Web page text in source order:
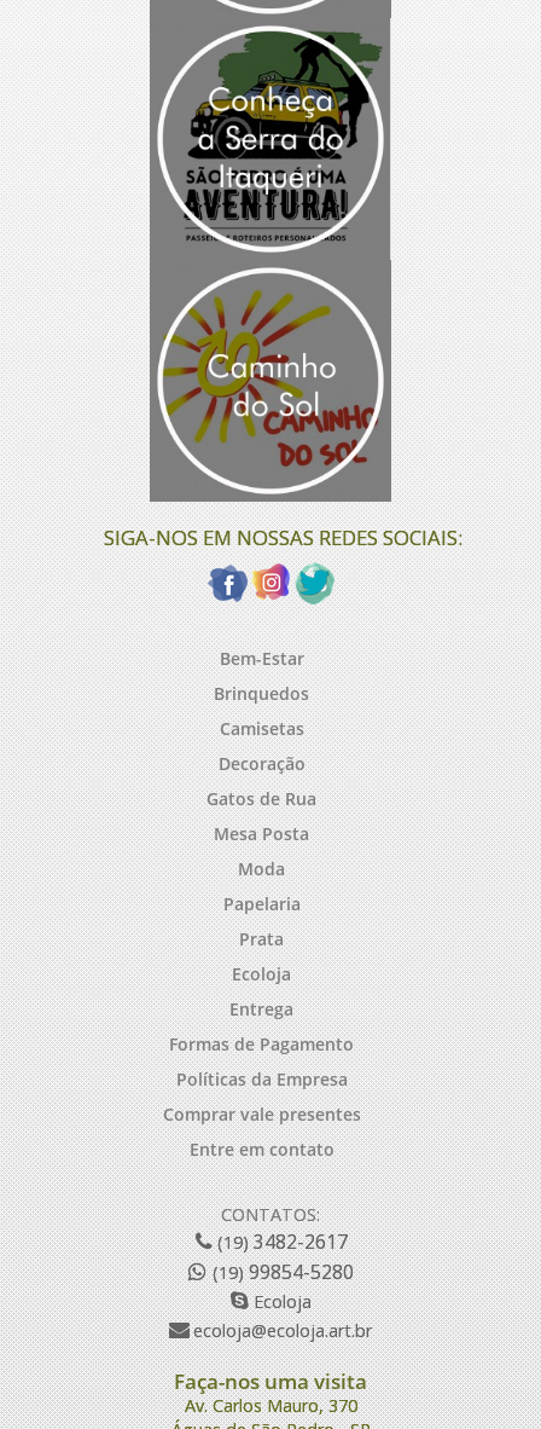
SIGA-NOS EM NOSSAS REDES SOCIAIS:
Bem-Estar
Brinquedos
Camisetas
Decoração
Gatos de Rua
Mesa Posta
Moda
Papelaria
Prata
Ecoloja
Entrega
Formas de Pagamento
Políticas da Empresa
Comprar vale presentes
Entre em contato
CONTATOS:
(19)3482-2617
(19)99854-5280
Ecoloja
ecoloja@ecoloja.art.br
Faça-nos uma visita
Av. Carlos Mauro, 370